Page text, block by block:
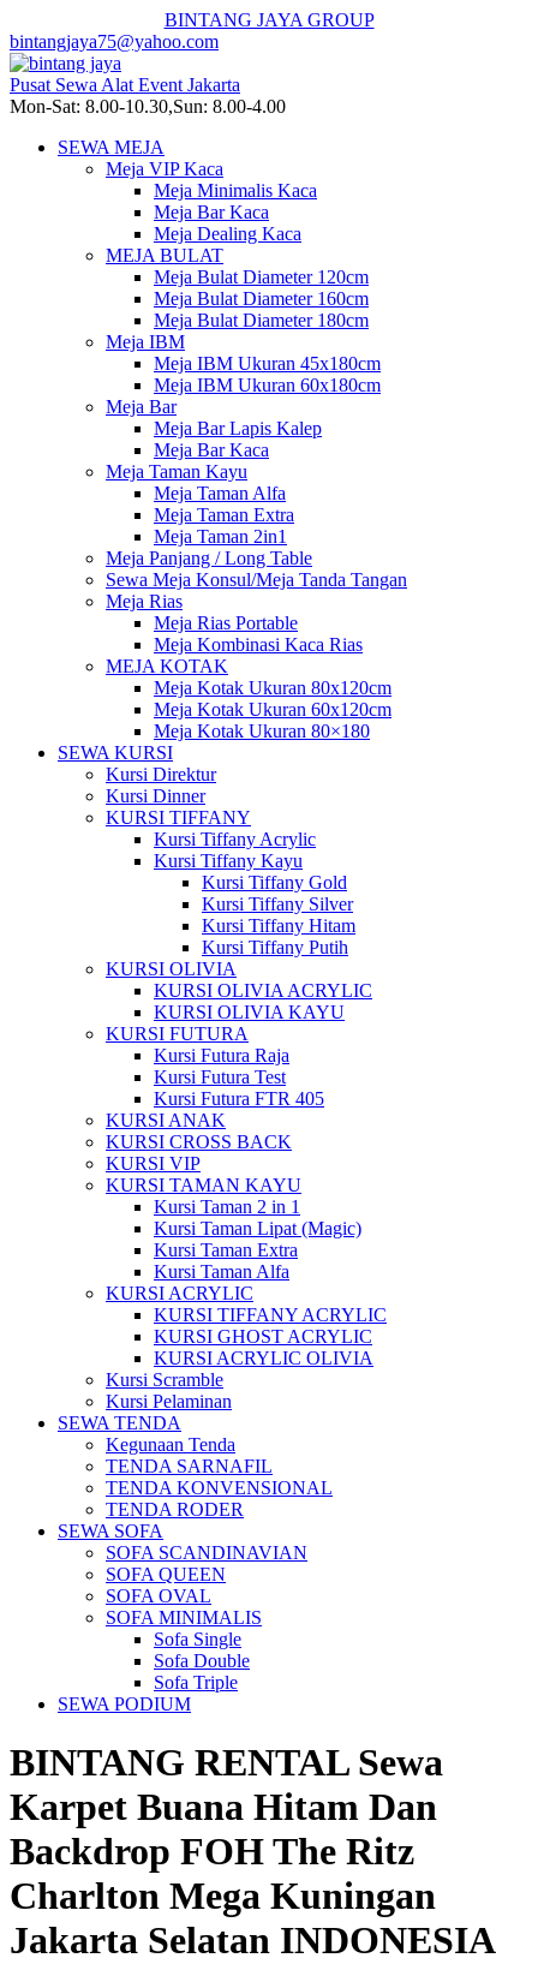
BINTANG JAYA GROUP
bintangjaya75@yahoo.com
Pusat Sewa Alat Event Jakarta
Mon-Sat: 8.00-10.30,Sun: 8.00-4.00
SEWA MEJA
Meja VIP Kaca
Meja Minimalis Kaca
Meja Bar Kaca
Meja Dealing Kaca
MEJA BULAT
Meja Bulat Diameter 120cm
Meja Bulat Diameter 160cm
Meja Bulat Diameter 180cm
Meja IBM
Meja IBM Ukuran 45x180cm
Meja IBM Ukuran 60x180cm
Meja Bar
Meja Bar Lapis Kalep
Meja Bar Kaca
Meja Taman Kayu
Meja Taman Alfa
Meja Taman Extra
Meja Taman 2in1
Meja Panjang / Long Table
Sewa Meja Konsul/Meja Tanda Tangan
Meja Rias
Meja Rias Portable
Meja Kombinasi Kaca Rias
MEJA KOTAK
Meja Kotak Ukuran 80x120cm
Meja Kotak Ukuran 60x120cm
Meja Kotak Ukuran 80×180
SEWA KURSI
Kursi Direktur
Kursi Dinner
KURSI TIFFANY
Kursi Tiffany Acrylic
Kursi Tiffany Kayu
Kursi Tiffany Gold
Kursi Tiffany Silver
Kursi Tiffany Hitam
Kursi Tiffany Putih
KURSI OLIVIA
KURSI OLIVIA ACRYLIC
KURSI OLIVIA KAYU
KURSI FUTURA
Kursi Futura Raja
Kursi Futura Test
Kursi Futura FTR 405
KURSI ANAK
KURSI CROSS BACK
KURSI VIP
KURSI TAMAN KAYU
Kursi Taman 2 in 1
Kursi Taman Lipat (Magic)
Kursi Taman Extra
Kursi Taman Alfa
KURSI ACRYLIC
KURSI TIFFANY ACRYLIC
KURSI GHOST ACRYLIC
KURSI ACRYLIC OLIVIA
Kursi Scramble
Kursi Pelaminan
SEWA TENDA
Kegunaan Tenda
TENDA SARNAFIL
TENDA KONVENSIONAL
TENDA RODER
SEWA SOFA
SOFA SCANDINAVIAN
SOFA QUEEN
SOFA OVAL
SOFA MINIMALIS
Sofa Single
Sofa Double
Sofa Triple
SEWA PODIUM
BINTANG RENTAL Sewa
Karpet Buana Hitam Dan
Backdrop FOH The Ritz
Charlton Mega Kuningan
Jakarta Selatan INDONESIA